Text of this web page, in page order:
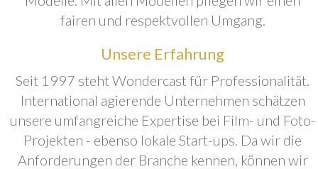
fairen und respektvollen Umgang.
Unsere Erfahrung
Seit 1997 steht Wondercast für Professionalität.
International agierende Unternehmen schätzen
unsere umfangreiche Expertise bei Film- und Foto-
Projekten - ebenso lokale Start-ups. Da wir die
Anforderungen der Branche kennen, können wir